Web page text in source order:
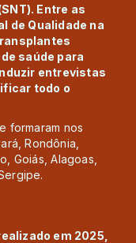
Entre as
de Qualidade na
saúde para
entrevistas
todo o
formaram nos
Rondônia,
Goiás, Alagoas,
em 2025,